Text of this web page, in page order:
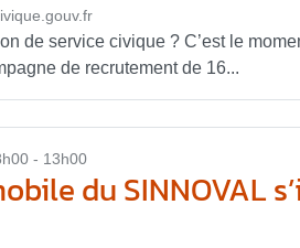
de service civique ? C’est le
de recrutement de 16...
- 13h00
du SINNOVAL